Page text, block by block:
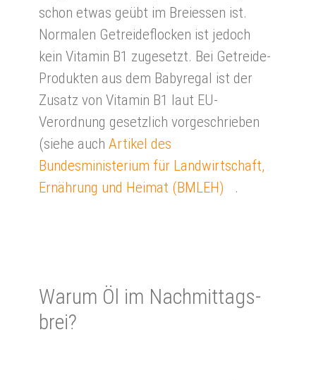
schon etwas geübt im Breiessen ist.
Normalen Getreideflocken ist jedoch
kein Vitamin B1 zugesetzt. Bei Getreide-
Produkten aus dem Babyregal ist der
Zusatz von Vitamin B1 laut EU-
Verordnung gesetzlich vorgeschrieben
(siehe auch Artikel des
Bundesministerium für Landwirtschaft,
Ernährung und Heimat (BMLEH)
.
Wa­rum Öl im Nach­mittags­
brei?